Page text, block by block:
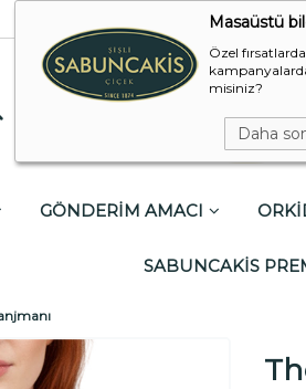
Masaüstü
Özel
misiniz?
Daha
GÖNDERİM AMACI
SABUNCAKİS